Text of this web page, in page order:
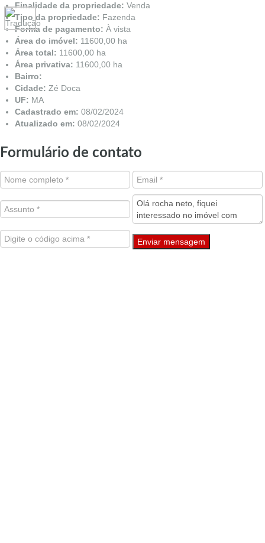
Finalidade da propriedade: Venda
Tipo da propriedade: Fazenda
Forma de pagamento: À vista
Área do imóvel: 11600,00 ha
Área total: 11600,00 ha
Área privativa: 11600,00 ha
Bairro:
Cidade: Zé Doca
UF: MA
Cadastrado em: 08/02/2024
Atualizado em: 08/02/2024
Formulário de contato
Enviar mensagem